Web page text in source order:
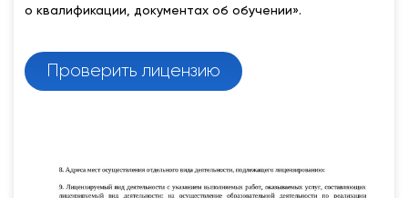
о квалификации, документах об обучении».
Проверить лицензию